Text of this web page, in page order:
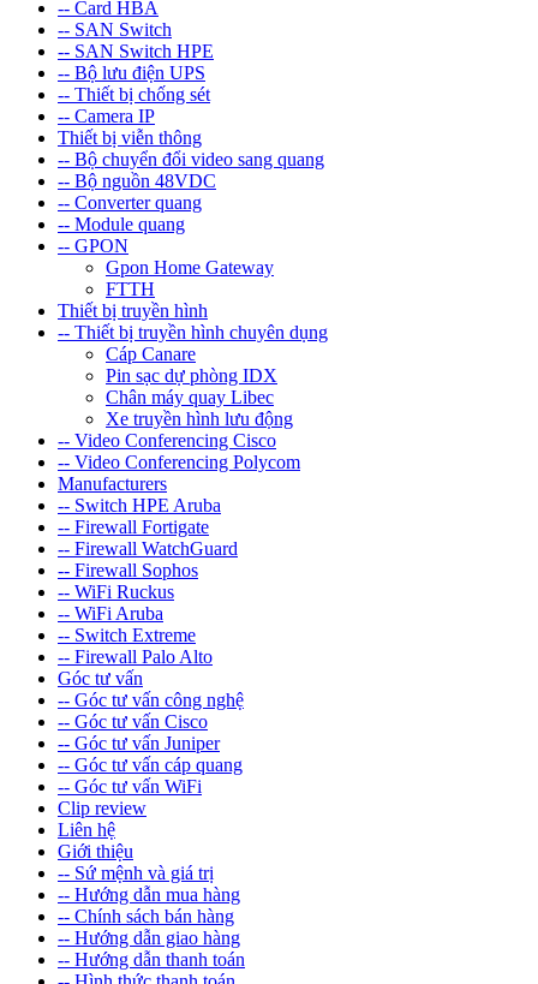
-- Card HBA
-- SAN Switch
-- SAN Switch HPE
-- Bộ lưu điện UPS
-- Thiết bị chống sét
-- Camera IP
Thiết bị viễn thông
-- Bộ chuyển đổi video sang quang
-- Bộ nguồn 48VDC
-- Converter quang
-- Module quang
-- GPON
Gpon Home Gateway
FTTH
Thiết bị truyền hình
-- Thiết bị truyền hình chuyên dụng
Cáp Canare
Pin sạc dự phòng IDX
Chân máy quay Libec
Xe truyền hình lưu động
-- Video Conferencing Cisco
-- Video Conferencing Polycom
Manufacturers
-- Switch HPE Aruba
-- Firewall Fortigate
-- Firewall WatchGuard
-- Firewall Sophos
-- WiFi Ruckus
-- WiFi Aruba
-- Switch Extreme
-- Firewall Palo Alto
Góc tư vấn
-- Góc tư vấn công nghệ
-- Góc tư vấn Cisco
-- Góc tư vấn Juniper
-- Góc tư vấn cáp quang
-- Góc tư vấn WiFi
Clip review
Liên hệ
Giới thiệu
-- Sứ mệnh và giá trị
-- Hướng dẫn mua hàng
-- Chính sách bán hàng
-- Hướng dẫn giao hàng
-- Hướng dẫn thanh toán